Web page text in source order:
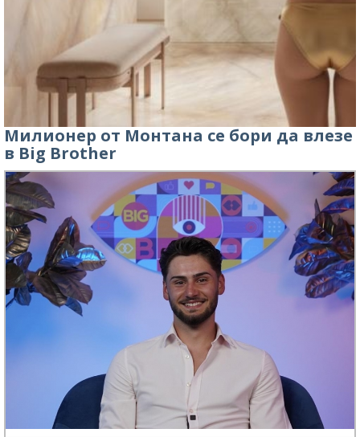
Милионер от Монтана се бори да влезе
в Big Brother